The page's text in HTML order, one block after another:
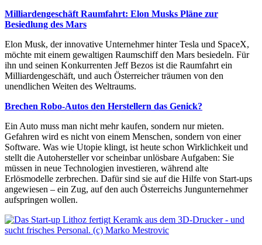
Milliardengeschäft Raumfahrt: Elon Musks Pläne zur
Besiedlung des Mars
Elon Musk, der innovative Unternehmer hinter Tesla und SpaceX,
möchte mit einem gewaltigen Raumschiff den Mars besiedeln. Für
ihn und seinen Konkurrenten Jeff Bezos ist die Raumfahrt ein
Milliardengeschäft, und auch Österreicher träumen von den
unendlichen Weiten des Weltraums.
Brechen Robo-Autos den Herstellern das Genick?
Ein Auto muss man nicht mehr kaufen, sondern nur mieten.
Gefahren wird es nicht von einem Menschen, sondern von einer
Software. Was wie Utopie klingt, ist heute schon Wirklichkeit und
stellt die Autohersteller vor scheinbar unlösbare Aufgaben: Sie
müssen in neue Technologien investieren, während alte
Erlösmodelle zerbrechen. Dafür sind sie auf die Hilfe von Start-ups
angewiesen – ein Zug, auf den auch Österreichs Jungunternehmer
aufspringen wollen.